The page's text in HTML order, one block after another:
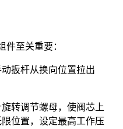
件至关重要：
扳杆从换向位置拉出
转调节螺母，使阀芯上
位置，设定最高工作压